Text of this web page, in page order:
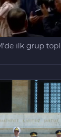
ilk grup